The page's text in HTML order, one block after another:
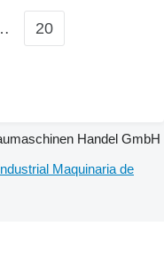
20
Handel GmbH
Maquinaria de